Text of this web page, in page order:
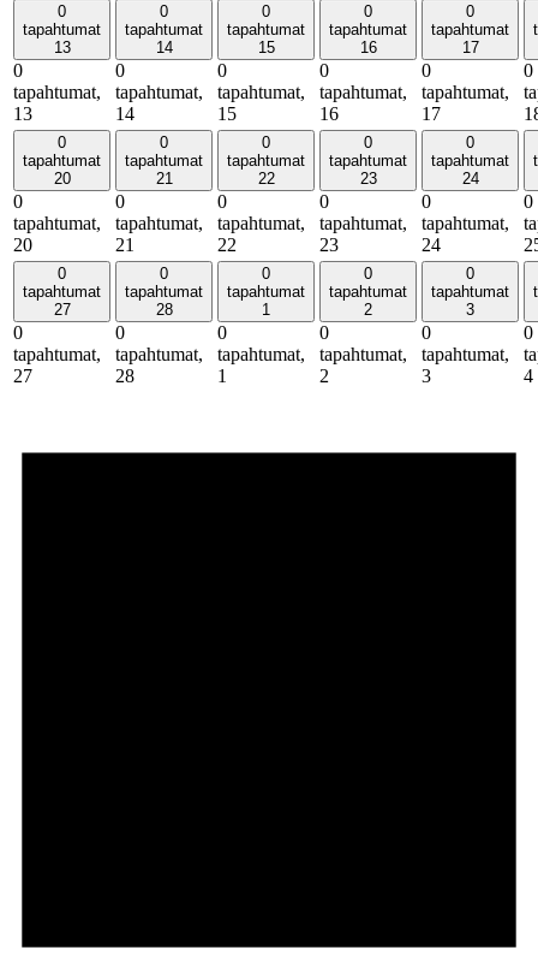
0
tapahtumat
13
0
tapahtumat,
13
0
tapahtumat
14
0
tapahtumat,
14
0
tapahtumat
15
0
tapahtumat,
15
0
tapahtumat
16
0
tapahtumat,
16
0
tapahtumat
17
0
tapahtumat,
17
0
0
tapahtumat
20
0
tapahtumat,
20
0
tapahtumat
21
0
tapahtumat,
21
0
tapahtumat
22
0
tapahtumat,
22
0
tapahtumat
23
0
tapahtumat,
23
0
tapahtumat
24
0
tapahtumat,
24
0
0
tapahtumat
27
0
tapahtumat,
27
0
tapahtumat
28
0
tapahtumat,
28
0
tapahtumat
1
0
tapahtumat,
1
0
tapahtumat
2
0
tapahtumat,
2
0
tapahtumat
3
0
tapahtumat,
3
0
4